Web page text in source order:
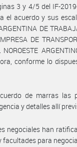
3 y 4/5 del IF-
el acuerdo y sus
DE
DE
NOROESTE
conforme lo
de marras las
y detalles allí
negociales han
facultades para